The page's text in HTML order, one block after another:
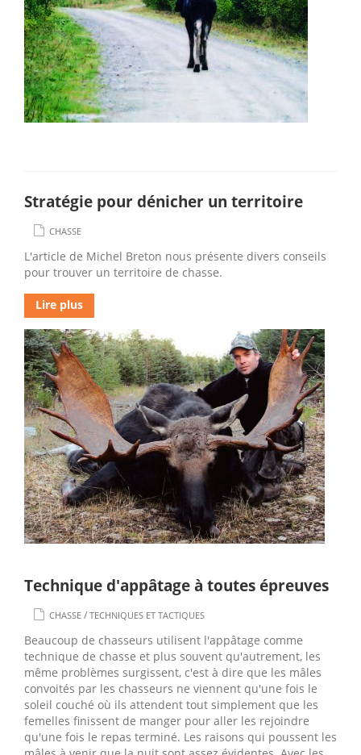
Stratégie pour dénicher un territoire
CHASSE
L'article de Michel Breton nous présente divers conseils
pour trouver un territoire de chasse.
Lire plus
Technique d'appâtage à toutes épreuves
CHASSE / TECHNIQUES ET TACTIQUES
Beaucoup de chasseurs utilisent l'appâtage comme
technique de chasse et plus souvent qu'autrement, les
même problèmes surgissent, c'est à dire que les mâles
convoités par les chasseurs ne viennent qu'une fois le
soleil couché où ils attendent tout simplement que les
femelles finissent de manger pour aller les rejoindre
qu'une fois le repas terminé. Les raisons qui poussent les